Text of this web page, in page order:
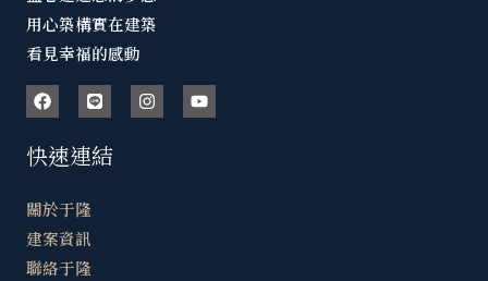
用心築構實在建築
看見幸福的感動
快速連結
關於于隆
建案資訊
聯絡于隆